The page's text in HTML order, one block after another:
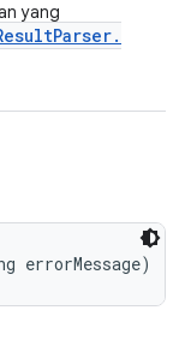
yang
Parser.
errorMessage)